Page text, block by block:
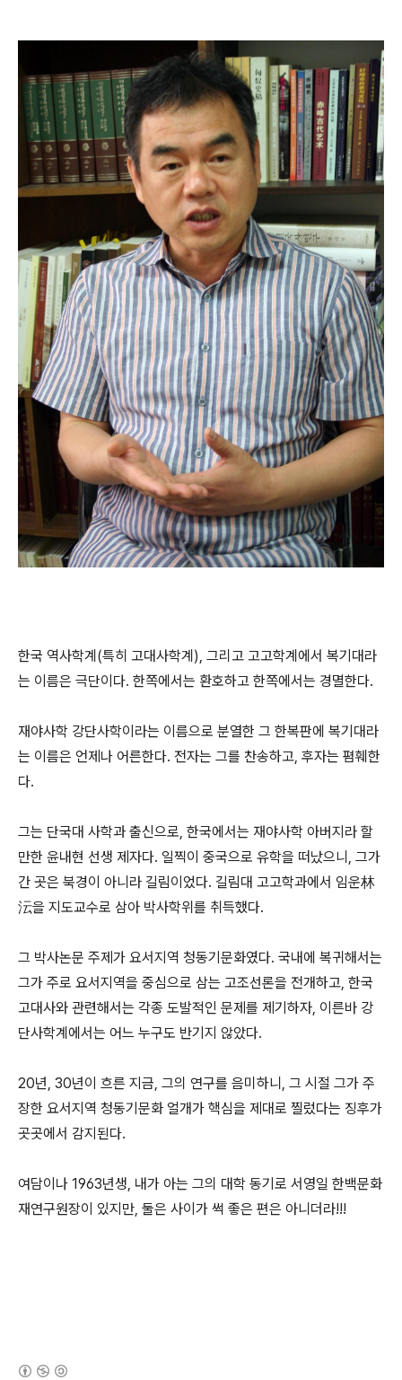
한국 역사학계(특히 고대사학계), 그리고 고고학계에서 복기대라
는 이름은 극단이다. 한쪽에서는 환호하고 한쪽에서는 경멸한다.
재야사학 강단사학이라는 이름으로 분열한 그 한복판에 복기대라
는 이름은 언제나 어른한다. 전자는 그를 찬송하고, 후자는 폄훼한
다.
그는 단국대 사학과 출신으로, 한국에서는 재야사학 아버지라 할
만한 윤내현 선생 제자다. 일찍이 중국으로 유학을 떠났으니, 그가
간 곳은 북경이 아니라 길림이었다. 길림대 고고학과에서 임운林
沄을 지도교수로 삼아 박사학위를 취득했다.
그 박사논문 주제가 요서지역 청동기문화였다. 국내에 복귀해서는
그가 주로 요서지역을 중심으로 삼는 고조선론을 전개하고, 한국
고대사와 관련해서는 각종 도발적인 문제를 제기하자, 이른바 강
단사학계에서는 어느 누구도 반기지 않았다.
20년, 30년이 흐른 지금, 그의 연구를 음미하니, 그 시절 그가 주
장한 요서지역 청동기문화 얼개가 핵심을 제대로 찔렀다는 징후가
곳곳에서 감지된다.
여담이나 1963년생, 내가 아는 그의 대학 동기로 서영일 한백문화
재연구원장이 있지만, 둘은 사이가 썩 좋은 편은 아니더라!!!